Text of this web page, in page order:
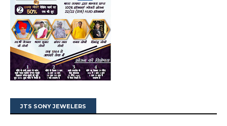
JTS SONY JEWELERS